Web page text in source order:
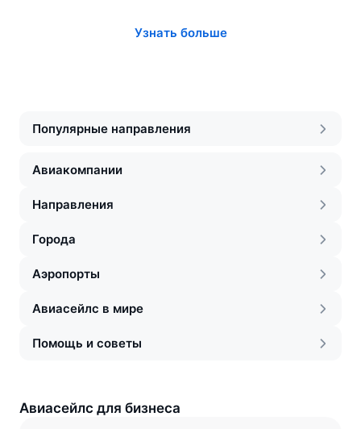
Узнать больше
Популярные направления
Авиакомпании
Направления
Города
Аэропорты
Авиасейлс в мире
Помощь и советы
Авиасейлс для бизнеса